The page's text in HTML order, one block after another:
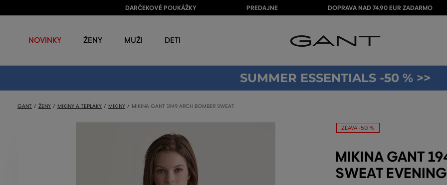
DARČEKOVÉ POUKÁŽKY PREDAJNE DOPRAVA NAD 74,90 EUR ZADARMO
NOVINKY ŽENY MUŽI DETI
SUMMER ESSENTIALS -50 % >>
GANT ŽENY MIKINY A TEPLÁKY MIKINY MIKINA GANT 1949 ARCH BOMBER SWEAT
ZĽAVA -50 %
MIKINA GANT
SWEAT